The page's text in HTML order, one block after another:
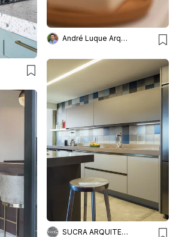
André Luque Arquitetura
SUCRA ARQUITETURA + DESIGN